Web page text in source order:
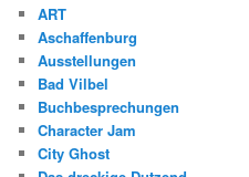
ART
Aschaffenburg
Ausstellungen
Bad Vilbel
Buchbesprechungen
Character Jam
City Ghost